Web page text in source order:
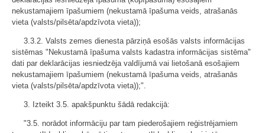
nekustamajiem īpašumiem (nekustamā īpašuma veids, atrašanās
vieta (valsts/pilsēta/apdzīvota vieta));
3.3.2. Valsts zemes dienesta pārziņā esošās valsts informācijas
sistēmas "Nekustamā īpašuma valsts kadastra informācijas sistēma"
dati par deklarācijas iesniedzēja valdījumā vai lietošanā esošajiem
nekustamajiem īpašumiem (nekustamā īpašuma veids, atrašanās
vieta (valsts/pilsēta/apdzīvota vieta));".
3. Izteikt 3.5. apakšpunktu šādā redakcijā:
"3.5. norādot informāciju par tam piederošajiem reģistrējamiem